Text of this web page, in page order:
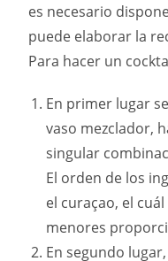
es necesario
puede elaborar la
Para hacer un
En primer lugar
vaso mezclador,
singular
El orden de los
el curaçao, el
menores
En segundo